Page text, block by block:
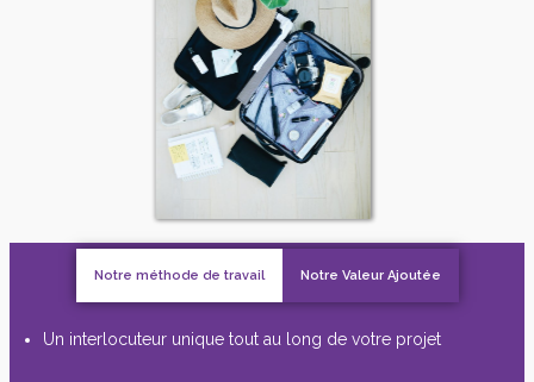
Notre méthode de travail Notre Valeur Ajoutée
Un interlocuteur unique tout au long de votre projet